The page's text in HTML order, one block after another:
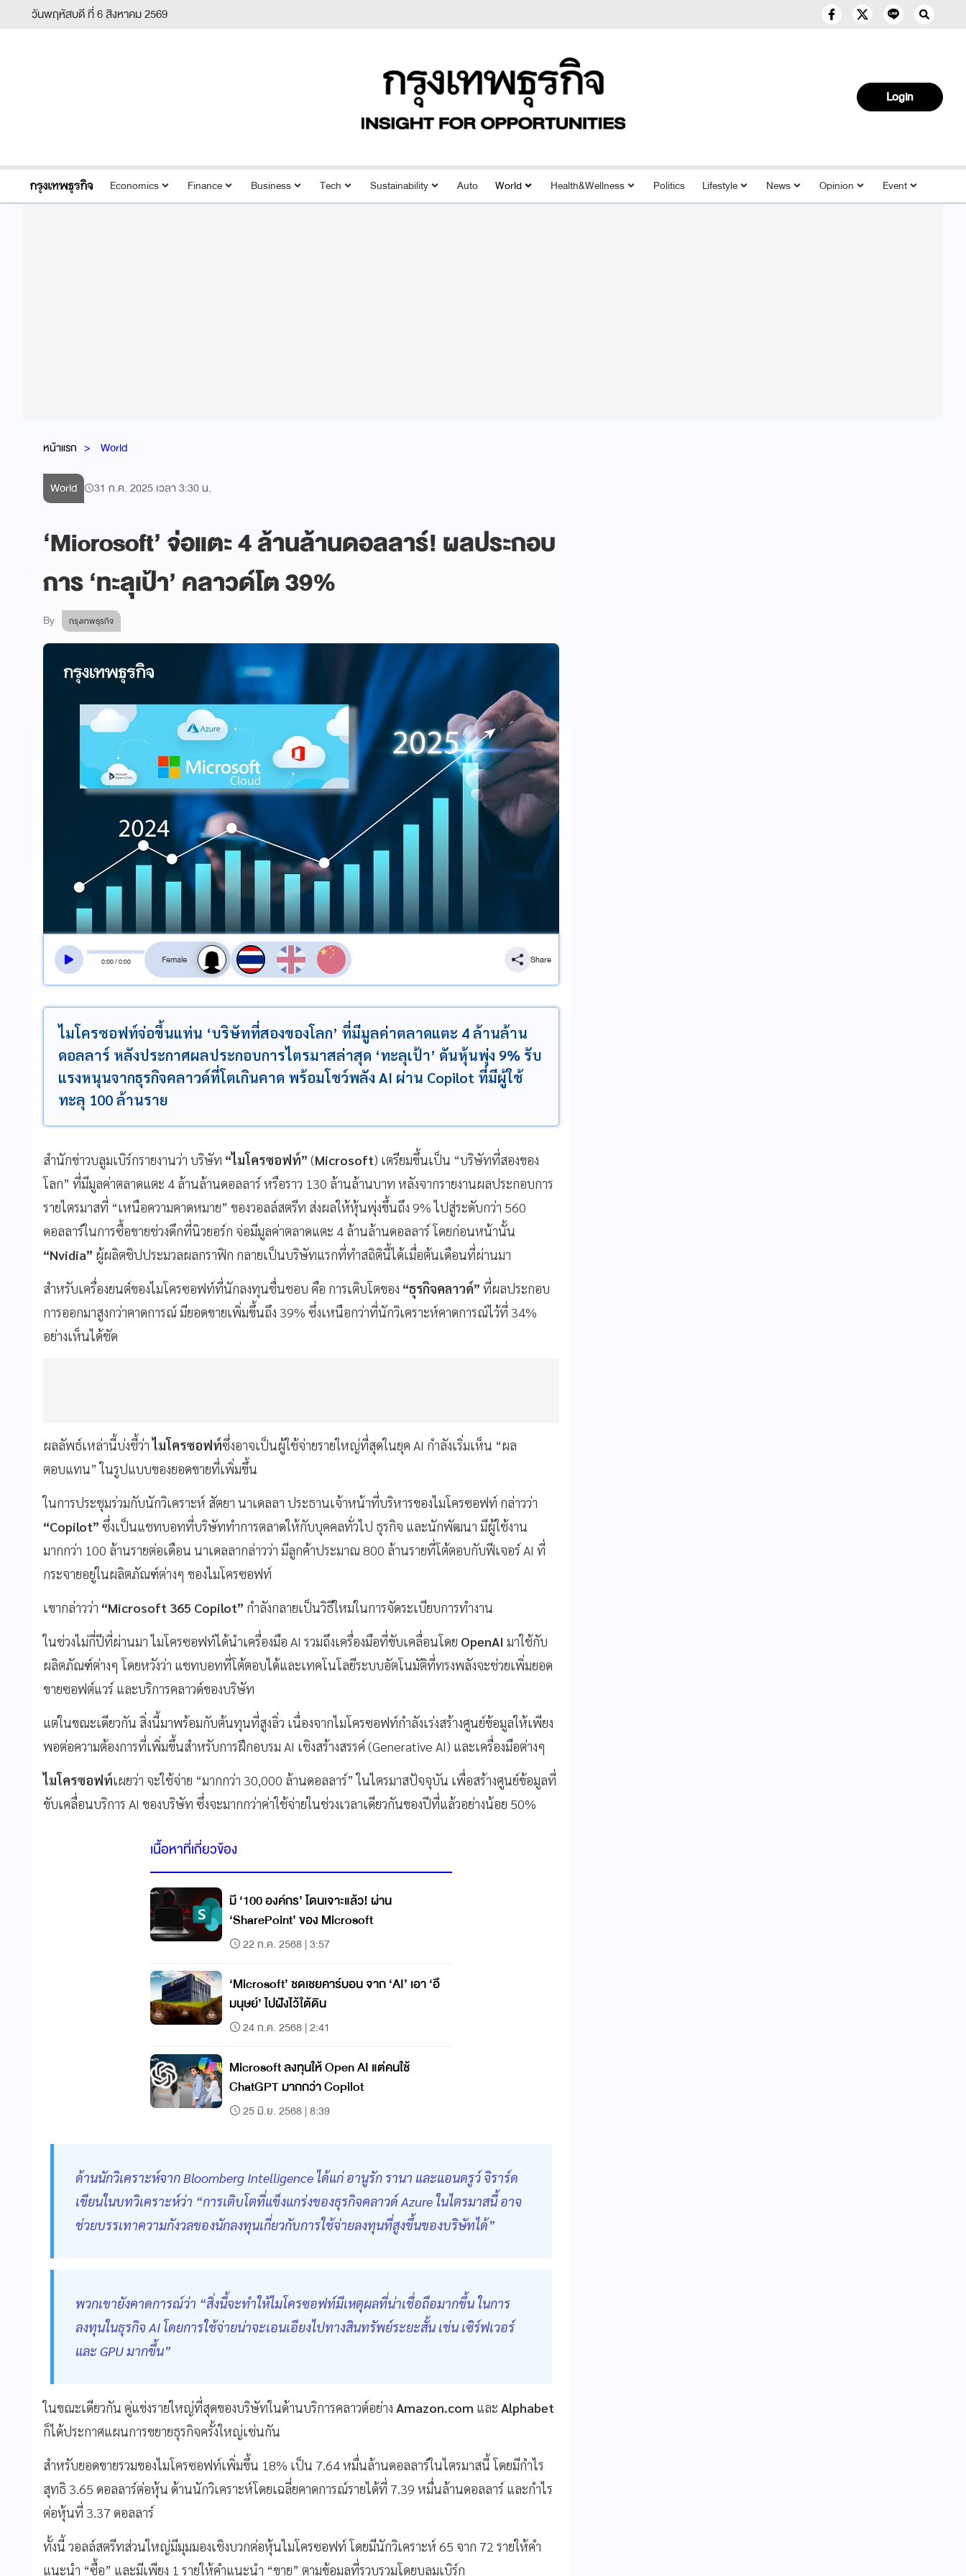
วันพฤหัสบดี ที่ 6 สิงหาคม 2569
Login
Economics Finance Business Tech Sustainability Auto World Health&Wellness Politics Lifestyle News Opinion Event
หน้าแรก World
World 31 ก.ค. 2025 เวลา 3:30 น.
‘Microsoft’ จ่อแตะ 4 ล้านล้านดอลลาร์! ผลประกอบ
การ ‘ทะลุเป้า’ คลาวด์โต 39%
By กรุงเทพธุรกิจ
0:00/0:00
สลับเสียงอ่าน
Share
ไมโครซอฟท์จ่อขึ้นแท่น ‘บริษัทที่สองของโลก’ ที่มีมูลค่าตลาดแตะ 4 ล้านล้าน
ดอลลาร์ หลังประกาศผลประกอบการไตรมาสล่าสุด ‘ทะลุเป้า’ ดันหุ้นพุ่ง 9% รับ
แรงหนุนจากธุรกิจคลาวด์ที่โตเกินคาด พร้อมโชว์พลัง AI ผ่าน Copilot ที่มีผู้ใช้
ทะลุ 100 ล้านราย
สำนักข่าวบลูมเบิร์กรายงานว่า บริษัท “ไมโครซอฟท์” (Microsoft) เตรียมขึ้นเป็น “บริษัทที่สองของ
โลก” ที่มีมูลค่าตลาดแตะ 4 ล้านล้านดอลลาร์ หรือราว 130 ล้านล้านบาท หลังจากรายงานผลประกอบการ
รายไตรมาสที่ “เหนือความคาดหมาย” ของวอลล์สตรีท ส่งผลให้หุ้นพุ่งขึ้นถึง 9% ไปสู่ระดับกว่า 560
ดอลลาร์ในการซื้อขายช่วงดึกที่นิวยอร์ก จ่อมีมูลค่าตลาดแตะ 4 ล้านล้านดอลลาร์ โดยก่อนหน้านั้น
“Nvidia” ผู้ผลิตชิปประมวลผลกราฟิก กลายเป็นบริษัทแรกที่ทำสถิตินี้ได้เมื่อต้นเดือนที่ผ่านมา
สำหรับเครื่องยนต์ของไมโครซอฟท์ที่นักลงทุนชื่นชอบ คือ การเติบโตของ “ธุรกิจคลาวด์” ที่ผลประกอบ
การออกมาสูงกว่าคาดการณ์ มียอดขายเพิ่มขึ้นถึง 39% ซึ่งเหนือกว่าที่นักวิเคราะห์คาดการณ์ไว้ที่ 34%
อย่างเห็นได้ชัด
ผลลัพธ์เหล่านี้บ่งชี้ว่าไมโครซอฟท์ซึ่งอาจเป็นผู้ใช้จ่ายรายใหญ่ที่สุดในยุค AI กำลังเริ่มเห็น “ผล
ตอบแทน” ในรูปแบบของยอดขายที่เพิ่มขึ้น
ในการประชุมร่วมกับนักวิเคราะห์ สัตยา นาเดลลา ประธานเจ้าหน้าที่บริหารของไมโครซอฟท์ กล่าวว่า
“Copilot” ซึ่งเป็นแชทบอทที่บริษัททำการตลาดให้กับบุคคลทั่วไป ธุรกิจ และนักพัฒนา มีผู้ใช้งาน
มากกว่า 100 ล้านรายต่อเดือน นาเดลลากล่าวว่า มีลูกค้าประมาณ 800 ล้านรายที่โต้ตอบกับฟีเจอร์ AI ที่
กระจายอยู่ในผลิตภัณฑ์ต่างๆ ของไมโครซอฟท์
เขากล่าวว่า “Microsoft 365 Copilot” กำลังกลายเป็นวิธีใหม่ในการจัดระเบียบการทำงาน
ในช่วงไม่กี่ปีที่ผ่านมา ไมโครซอฟท์ได้นำเครื่องมือ AI รวมถึงเครื่องมือที่ขับเคลื่อนโดย OpenAI มาใช้กับ
ผลิตภัณฑ์ต่างๆ โดยหวังว่า แชทบอทที่โต้ตอบได้และเทคโนโลยีระบบอัตโนมัติที่ทรงพลังจะช่วยเพิ่มยอด
ขายซอฟต์แวร์ และบริการคลาวด์ของบริษัท
แต่ในขณะเดียวกัน สิ่งนี้มาพร้อมกับต้นทุนที่สูงลิ่ว เนื่องจากไมโครซอฟท์กำลังเร่งสร้างศูนย์ข้อมูลให้เพียง
พอต่อความต้องการที่เพิ่มขึ้นสำหรับการฝึกอบรม AI เชิงสร้างสรรค์ (Generative AI) และเครื่องมือต่างๆ
ไมโครซอฟท์เผยว่า จะใช้จ่าย “มากกว่า 30,000 ล้านดอลลาร์” ในไตรมาสปัจจุบัน เพื่อสร้างศูนย์ข้อมูลที่
ขับเคลื่อนบริการ AI ของบริษัท ซึ่งจะมากกว่าค่าใช้จ่ายในช่วงเวลาเดียวกันของปีที่แล้วอย่างน้อย 50%
เนื้อหาที่เกี่ยวข้อง
มี ‘100 องค์กร’ โดนเจาะแล้ว! ผ่าน
‘SharePoint’ ของ Microsoft
22 ก.ค. 2568 | 3:57
‘Microsoft’ ชดเชยคาร์บอน จาก ‘AI’ เอา ‘อึ
มนุษย์’ ไปฝังไว้ใต้ดิน
24 ก.ค. 2568 | 2:41
Microsoft ลงทุนให้ Open AI แต่คนใช้
ChatGPT มากกว่า Copilot
25 มิ.ย. 2568 | 8:39
ด้านนักวิเคราะห์จาก Bloomberg Intelligence ได้แก่ อานูรัก รานา และแอนดรูว์ จิราร์ด
เขียนในบทวิเคราะห์ว่า “การเติบโตที่แข็งแกร่งของธุรกิจคลาวด์ Azure ในไตรมาสนี้ อาจ
ช่วยบรรเทาความกังวลของนักลงทุนเกี่ยวกับการใช้จ่ายลงทุนที่สูงขึ้นของบริษัทได้”
พวกเขายังคาดการณ์ว่า “สิ่งนี้จะทำให้ไมโครซอฟท์มีเหตุผลที่น่าเชื่อถือมากขึ้น ในการ
ลงทุนในธุรกิจ AI โดยการใช้จ่ายน่าจะเอนเอียงไปทางสินทรัพย์ระยะสั้น เช่น เซิร์ฟเวอร์
และ GPU มากขึ้น”
ในขณะเดียวกัน คู่แข่งรายใหญ่ที่สุดของบริษัทในด้านบริการคลาวด์อย่าง Amazon.com และ Alphabet
ก็ได้ประกาศแผนการขยายธุรกิจครั้งใหญ่เช่นกัน
สำหรับยอดขายรวมของไมโครซอฟท์เพิ่มขึ้น 18% เป็น 7.64 หมื่นล้านดอลลาร์ในไตรมาสนี้ โดยมีกำไร
สุทธิ 3.65 ดอลลาร์ต่อหุ้น ด้านนักวิเคราะห์โดยเฉลี่ยคาดการณ์รายได้ที่ 7.39 หมื่นล้านดอลลาร์ และกำไร
ต่อหุ้นที่ 3.37 ดอลลาร์
ทั้งนี้ วอลล์สตรีทส่วนใหญ่มีมุมมองเชิงบวกต่อหุ้นไมโครซอฟท์ โดยมีนักวิเคราะห์ 65 จาก 72 รายให้คำ
แนะนำ “ซื้อ” และมีเพียง 1 รายให้คำแนะนำ “ขาย” ตามข้อมูลที่รวบรวมโดยบลูมเบิร์ก